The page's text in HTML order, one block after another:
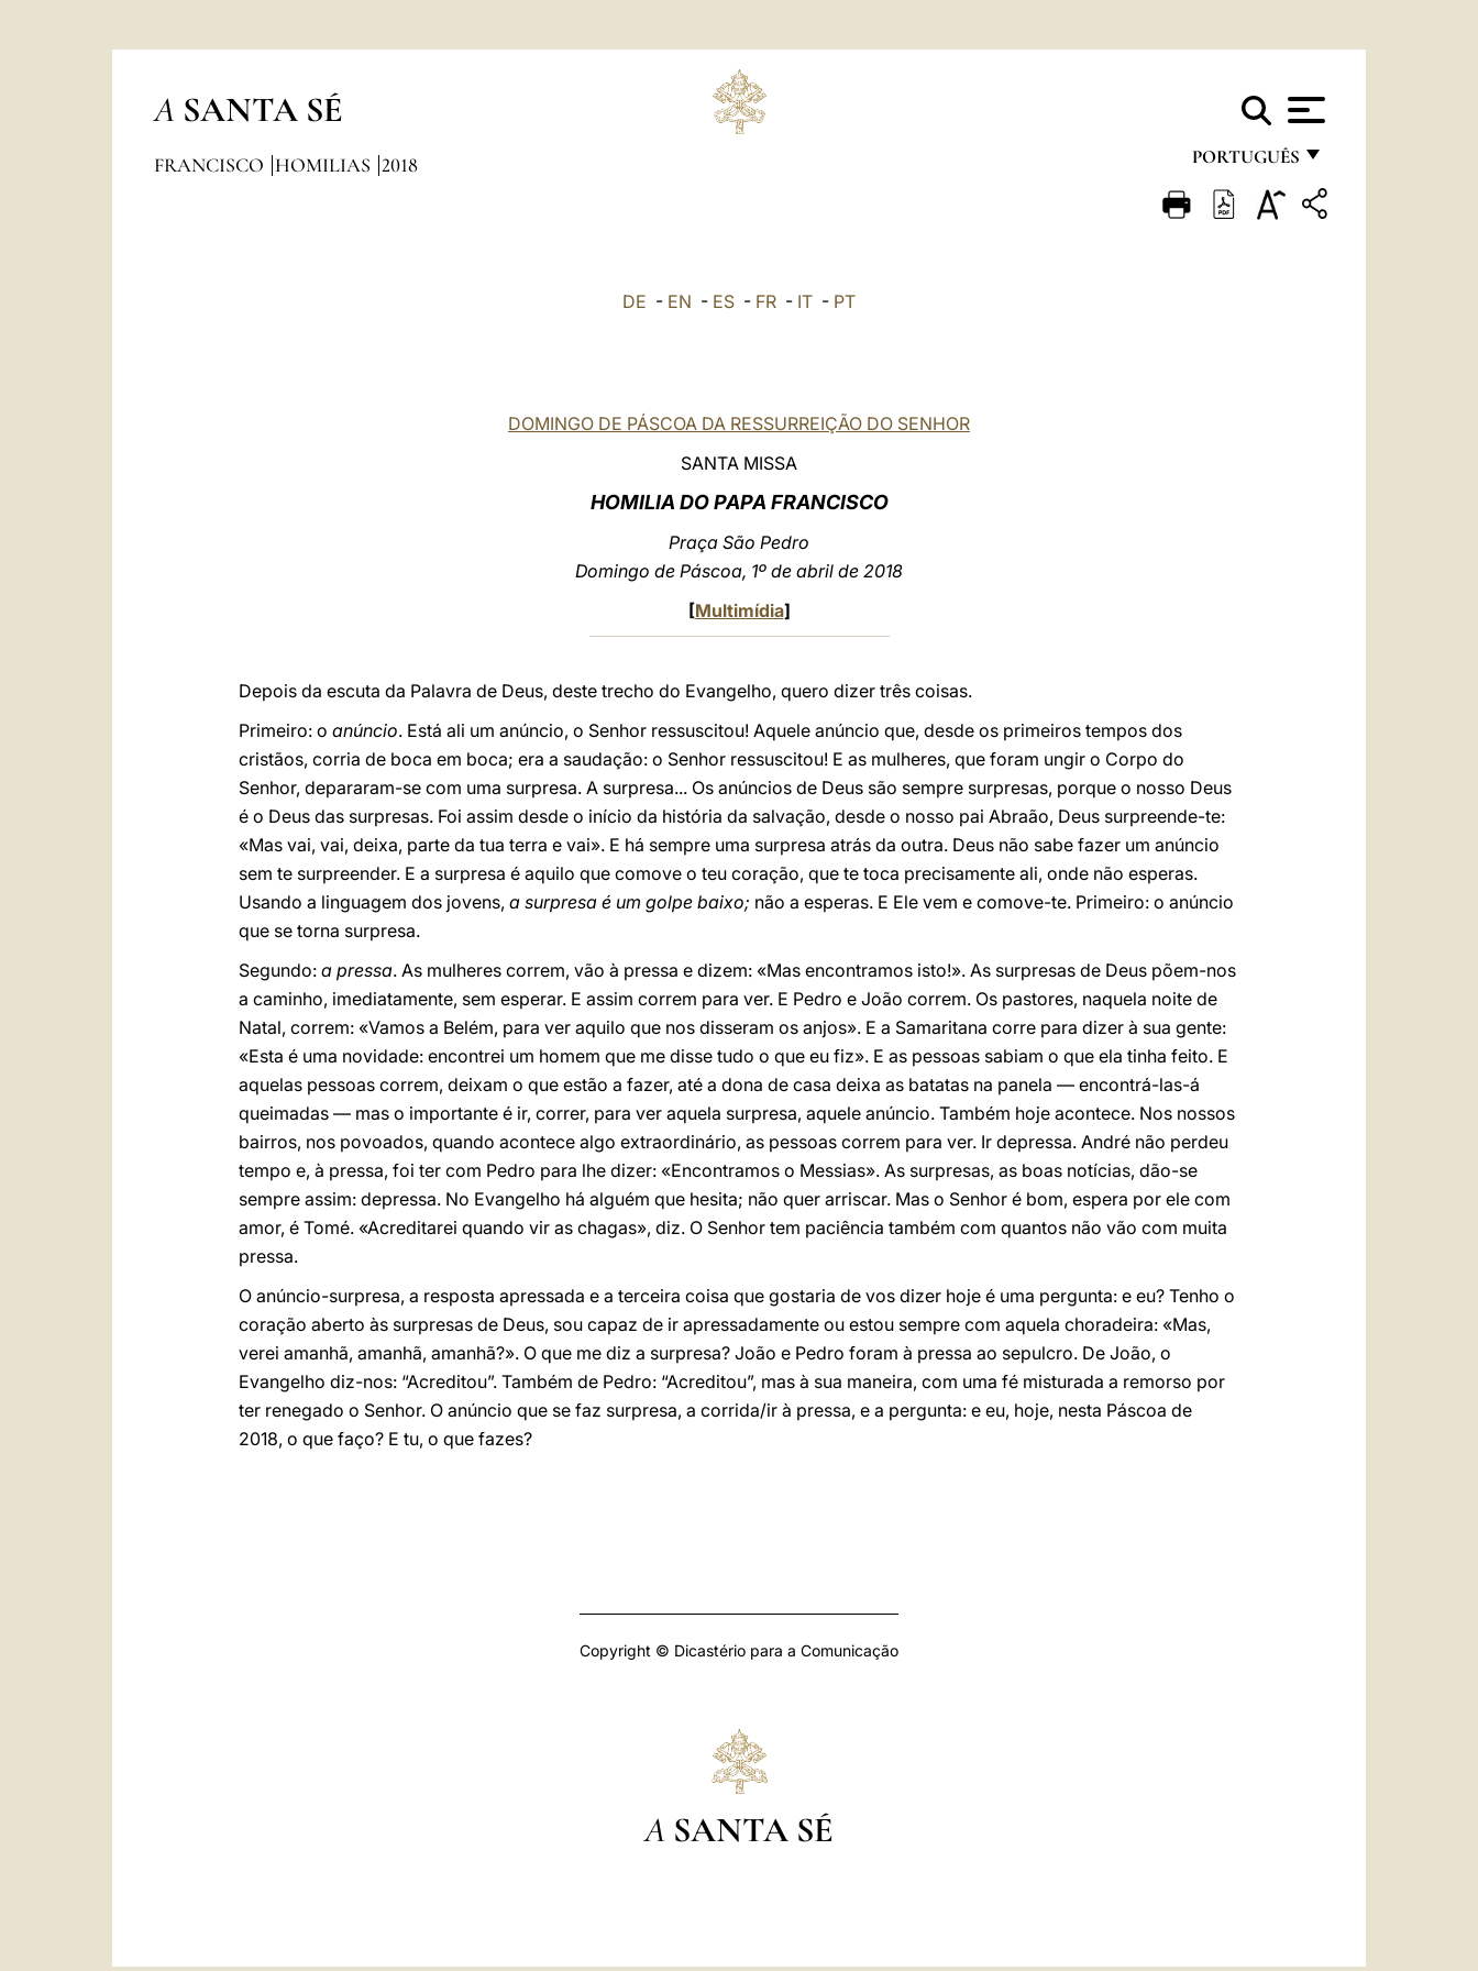
A SANTA SÉ
PORTUGUÊS
FRANÇAIS
FRANCISCO HOMILIAS 2018
DE - EN - ES - FR - IT - PT
DOMINGO DE PÁSCOA DA RESSURREIÇÃO DO SENHOR
SANTA MISSA
HOMILIA DO PAPA FRANCISCO
Praça São Pedro
Domingo de Páscoa, 1º de abril de 2018
[Multimídia]
Depois da escuta da Palavra de Deus, deste trecho do Evangelho, quero dizer três coisas.
Primeiro: o anúncio. Está ali um anúncio, o Senhor ressuscitou! Aquele anúncio que, desde os primeiros tempos dos
cristãos, corria de boca em boca; era a saudação: o Senhor ressuscitou! E as mulheres, que foram ungir o Corpo do
Senhor, depararam-se com uma surpresa. A surpresa... Os anúncios de Deus são sempre surpresas, porque o nosso Deus
é o Deus das surpresas. Foi assim desde o início da história da salvação, desde o nosso pai Abraão, Deus surpreende-te:
«Mas vai, vai, deixa, parte da tua terra e vai». E há sempre uma surpresa atrás da outra. Deus não sabe fazer um anúncio
sem te surpreender. E a surpresa é aquilo que comove o teu coração, que te toca precisamente ali, onde não esperas.
Usando a linguagem dos jovens, a surpresa é um golpe baixo; não a esperas. E Ele vem e comove-te. Primeiro: o anúncio
que se torna surpresa.
Segundo: a pressa. As mulheres correm, vão à pressa e dizem: «Mas encontramos isto!». As surpresas de Deus põem-nos
a caminho, imediatamente, sem esperar. E assim correm para ver. E Pedro e João correm. Os pastores, naquela noite de
Natal, correm: «Vamos a Belém, para ver aquilo que nos disseram os anjos». E a Samaritana corre para dizer à sua gente:
«Esta é uma novidade: encontrei um homem que me disse tudo o que eu fiz». E as pessoas sabiam o que ela tinha feito. E
aquelas pessoas correm, deixam o que estão a fazer, até a dona de casa deixa as batatas na panela — encontrá-las-á
queimadas — mas o importante é ir, correr, para ver aquela surpresa, aquele anúncio. Também hoje acontece. Nos nossos
bairros, nos povoados, quando acontece algo extraordinário, as pessoas correm para ver. Ir depressa. André não perdeu
tempo e, à pressa, foi ter com Pedro para lhe dizer: «Encontramos o Messias». As surpresas, as boas notícias, dão-se
sempre assim: depressa. No Evangelho há alguém que hesita; não quer arriscar. Mas o Senhor é bom, espera por ele com
amor, é Tomé. «Acreditarei quando vir as chagas», diz. O Senhor tem paciência também com quantos não vão com muita
pressa.
O anúncio-surpresa, a resposta apressada e a terceira coisa que gostaria de vos dizer hoje é uma pergunta: e eu? Tenho o
coração aberto às surpresas de Deus, sou capaz de ir apressadamente ou estou sempre com aquela choradeira: «Mas,
verei amanhã, amanhã, amanhã?». O que me diz a surpresa? João e Pedro foram à pressa ao sepulcro. De João, o
Evangelho diz-nos: “Acreditou”. Também de Pedro: “Acreditou”, mas à sua maneira, com uma fé misturada a remorso por
ter renegado o Senhor. O anúncio que se faz surpresa, a corrida/ir à pressa, e a pergunta: e eu, hoje, nesta Páscoa de
2018, o que faço? E tu, o que fazes?
Copyright © Dicastério para a Comunicação
A SANTA SÉ